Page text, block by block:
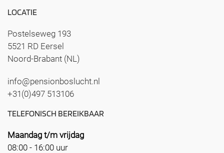
LOCATIE
Postelseweg 193
5521 RD Eersel
Noord-Brabant (NL)
info@pensionboslucht.nl
+31(0)497 513106
TELEFONISCH BEREIKBAAR
Maandag t/m vrijdag
08:00 - 16:00 uur